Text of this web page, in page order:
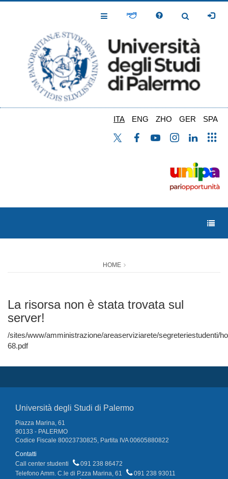
Toggle
Toggle
ITA ENG ZHO GER SPA
HOME
La risorsa non è stata trovata sul
server!
/sites/www/amministrazione/areaserviziarete/segreteriestudenti/
68.pdf
Università degli Studi di Palermo
Piazza Marina, 61
90133 - PALERMO
Codice Fiscale 80023730825, Partita IVA 00605880822
Contatti
Call center studenti
091 238 86472
Telefono Amm. C.le di P.zza Marina, 61
091 238 93011